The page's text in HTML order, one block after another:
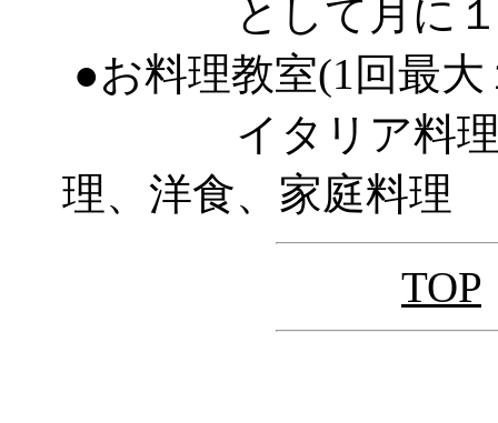
として月に１～
●お料理教室(1回最大
イタリア料理、
理、洋食、家庭料理
TOP